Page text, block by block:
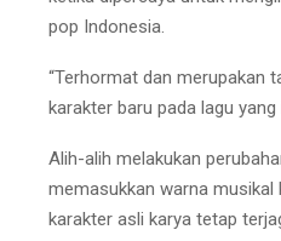
pop Indonesia.
“Terhormat dan merupakan
karakter baru pada lagu
Alih-alih melakukan
memasukkan warna musikal
karakter asli karya tetap